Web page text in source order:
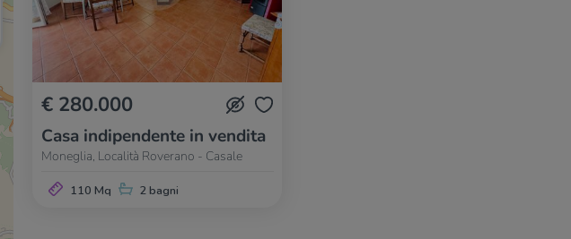
€ 280.000
Casa indipendente in vendita
Moneglia, Località Roverano - Casale
110 Mq 2 bagni